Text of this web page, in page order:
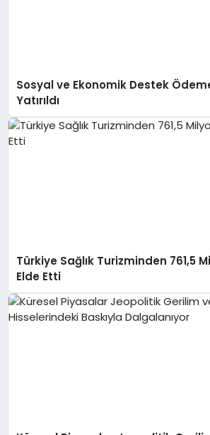
Sosyal ve Ekonomik Destek
Yatırıldı
Türkiye Sağlık Turizminden 761,5
Elde Etti